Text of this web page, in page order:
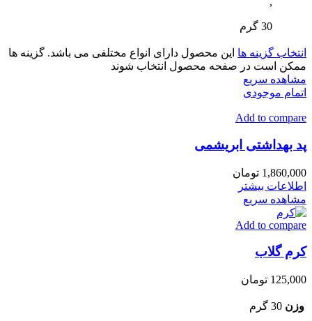
30 گرم
انتخاب گزینه ها این محصول دارای انواع مختلفی می باشد. گزینه ها
ممکن است در صفحه محصول انتخاب شوند
مشاهده سریع
اتمام موجودی
Add to compare
پد بهداشتی ابریشمی
1,860,000 تومان
اطلاعات بیشتر
مشاهده سریع
Add to compare
کرم گلاب
125,000 تومان
وزن 30 گرم